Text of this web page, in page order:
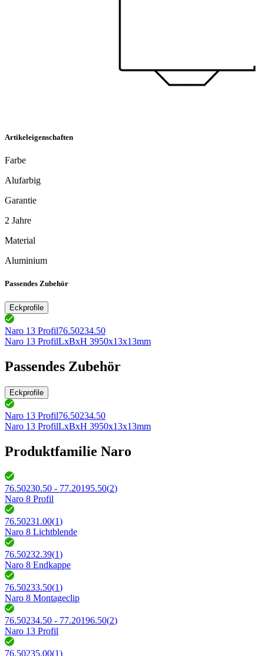
Artikeleigenschaften
Farbe
Alufarbig
Garantie
2 Jahre
Material
Aluminium
Passendes Zubehör
Eckprofile
Naro 13 Profil76.50234.50
Naro 13 ProfilLxBxH 3950x13x13mm
Passendes Zubehör
Eckprofile
Naro 13 Profil76.50234.50
Naro 13 ProfilLxBxH 3950x13x13mm
Produktfamilie Naro
76.50230.50 - 77.20195.50(2)
Naro 8 Profil
76.50231.00(1)
Naro 8 Lichtblende
76.50232.39(1)
Naro 8 Endkappe
76.50233.50(1)
Naro 8 Montageclip
76.50234.50 - 77.20196.50(2)
Naro 13 Profil
76.50235.00(1)